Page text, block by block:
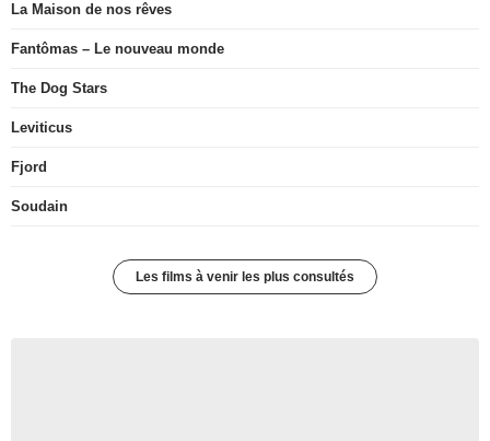
La Maison de nos rêves
Fantômas – Le nouveau monde
The Dog Stars
Leviticus
Fjord
Soudain
Les films à venir les plus consultés